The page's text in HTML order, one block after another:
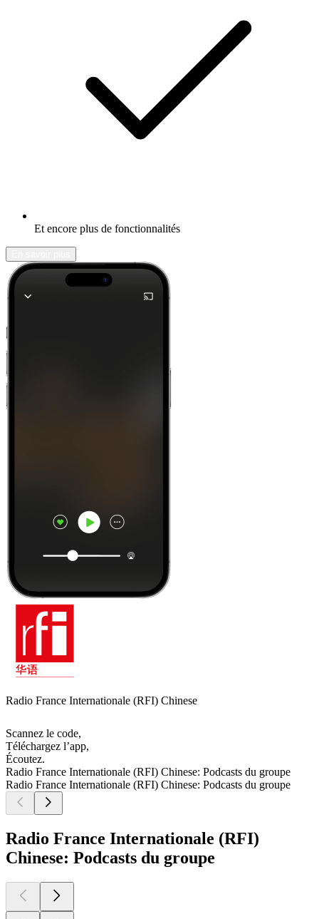
Et encore plus de fonctionnalités
Radio France Internationale (RFI) Chinese
Scannez le code,
Téléchargez l’app,
Écoutez.
Radio France Internationale (RFI) Chinese: Podcasts du groupe
Radio France Internationale (RFI) Chinese: Podcasts du groupe
Radio France Internationale (RFI)
Chinese: Podcasts du groupe